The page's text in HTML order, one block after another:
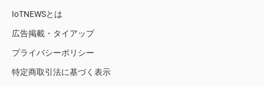
IoTNEWSとは
広告掲載・タイアップ
プライバシーポリシー
特定商取引法に基づく表示